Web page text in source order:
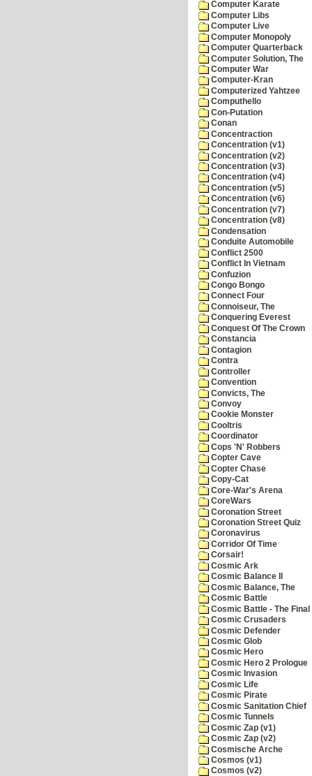
Computer Karate
Computer Libs
Computer Live
Computer Monopoly
Computer Quarterback
Computer Solution, The
Computer War
Computer-Kran
Computerized Yahtzee
Computhello
Con-Putation
Conan
Concentraction
Concentration (v1)
Concentration (v2)
Concentration (v3)
Concentration (v4)
Concentration (v5)
Concentration (v6)
Concentration (v7)
Concentration (v8)
Condensation
Conduite Automobile
Conflict 2500
Conflict In Vietnam
Confuzion
Congo Bongo
Connect Four
Connoiseur, The
Conquering Everest
Conquest Of The Crown
Constancia
Contagion
Contra
Controller
Convention
Convicts, The
Convoy
Cookie Monster
Cooltris
Coordinator
Cops 'N' Robbers
Copter Cave
Copter Chase
Copy-Cat
Core-War's Arena
CoreWars
Coronation Street
Coronation Street Quiz
Coronavirus
Corridor Of Time
Corsair!
Cosmic Ark
Cosmic Balance II
Cosmic Balance, The
Cosmic Battle
Cosmic Battle - The
Cosmic Crusaders
Cosmic Defender
Cosmic Glob
Cosmic Hero
Cosmic Hero 2 Prologue
Cosmic Invasion
Cosmic Life
Cosmic Pirate
Cosmic Sanitation Chief
Cosmic Tunnels
Cosmic Zap (v1)
Cosmic Zap (v2)
Cosmische Arche
Cosmos (v1)
Cosmos (v2)